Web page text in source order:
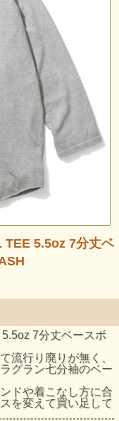
5.5oz 7分丈ベ
7分丈ベースボ
流行り廃りが無く、
グラン七分袖のベー
ドや着こなし方に合
を変えて買い足して